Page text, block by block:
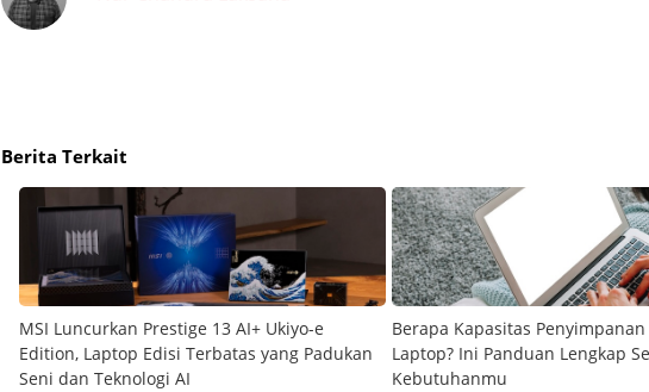
Berita Terkait
MSI Luncurkan Prestige 13 AI+ Ukiyo-e
Edition, Laptop Edisi Terbatas yang Padukan
Seni dan Teknologi AI
Berapa Kapasitas
Laptop? Ini Panduan Lengkap
Kebutuhanmu